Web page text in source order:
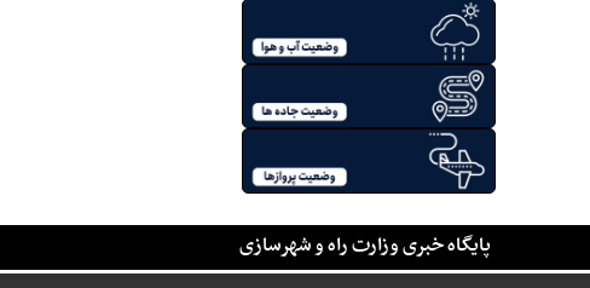
پایگاه خبری وزارت راه و شهرسازی